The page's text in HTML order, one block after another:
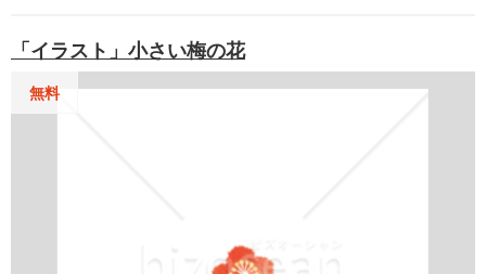
「イラスト」小さい梅の花
無料